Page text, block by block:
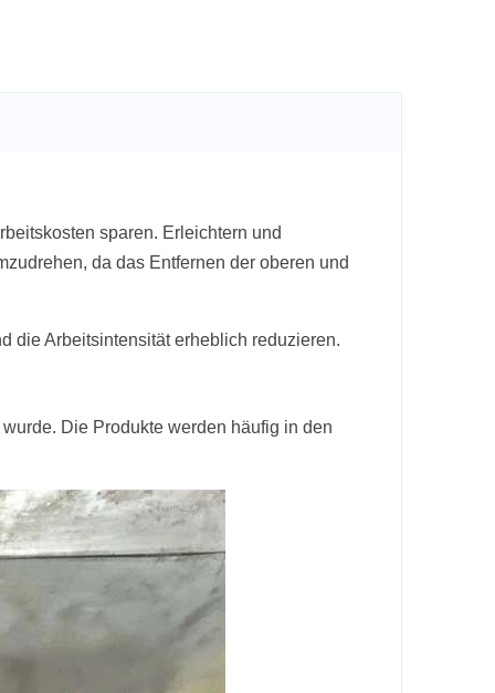
sparen. Erleichtern und
da das Entfernen der oberen und
die Arbeitsintensität erheblich reduzieren.
Die Produkte werden häufig in den